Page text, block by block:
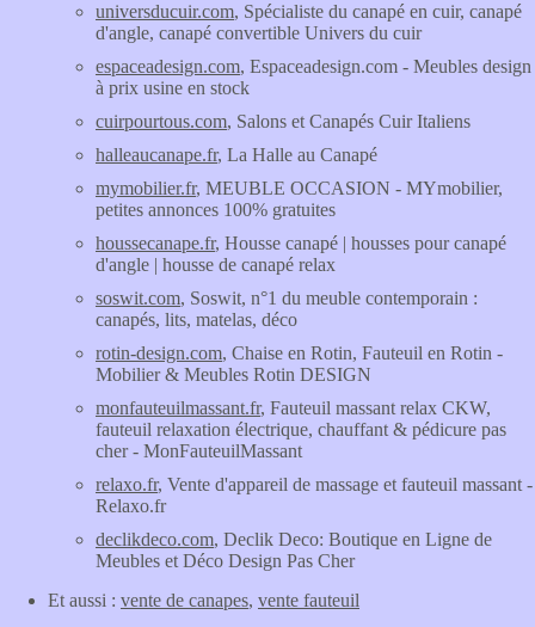
universducuir.com, Spécialiste du canapé en cuir, canapé
d'angle, canapé convertible Univers du cuir
espaceadesign.com, Espaceadesign.com - Meubles design
à prix usine en stock
cuirpourtous.com, Salons et Canapés Cuir Italiens
halleaucanape.fr, La Halle au Canapé
mymobilier.fr, MEUBLE OCCASION - MYmobilier,
petites annonces 100% gratuites
houssecanape.fr, Housse canapé | housses pour canapé
d'angle | housse de canapé relax
soswit.com, Soswit, n°1 du meuble contemporain :
canapés, lits, matelas, déco
rotin-design.com, Chaise en Rotin, Fauteuil en Rotin -
Mobilier & Meubles Rotin DESIGN
monfauteuilmassant.fr, Fauteuil massant relax CKW,
fauteuil relaxation électrique, chauffant & pédicure pas
cher - MonFauteuilMassant
relaxo.fr, Vente d'appareil de massage et fauteuil massant -
Relaxo.fr
declikdeco.com, Declik Deco: Boutique en Ligne de
Meubles et Déco Design Pas Cher
Et aussi : vente de canapes, vente fauteuil